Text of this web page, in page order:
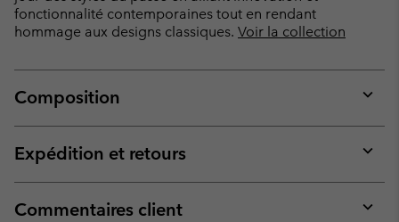
fonctionnalité contemporaines tout en rendant
hommage aux designs classiques. Voir la collection
Composition
or
Expédition et retours
or
Commentaires client